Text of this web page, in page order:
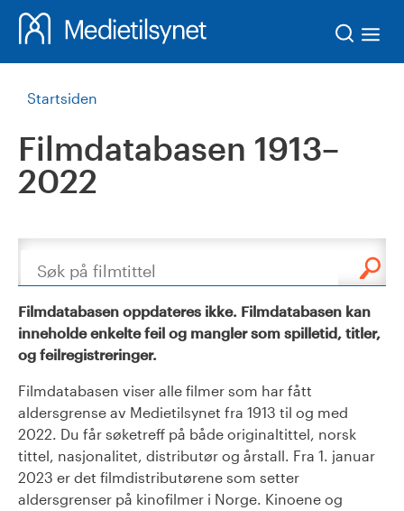
Startsiden
Filmdatabasen 1913–
2022
Søk
Filmdatabasen oppdateres ikke. Filmdatabasen kan
inneholde enkelte feil og mangler som spilletid, titler,
og feilregistreringer.
Filmdatabasen viser alle filmer som har fått
aldersgrense av Medietilsynet fra 1913 til og med
2022. Du får søketreff på både originaltittel, norsk
tittel, nasjonalitet, distributør og årstall. Fra 1. januar
2023 er det filmdistributørene som setter
aldersgrenser på kinofilmer i Norge. Kinoene og